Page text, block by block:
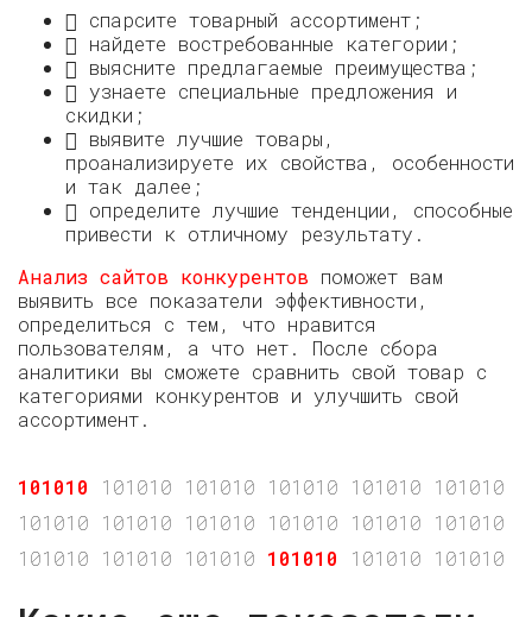
 спарсите товарный ассортимент;
 найдете востребованные категории;
 выясните предлагаемые преимущества;
 узнаете специальные предложения и
скидки;
 выявите лучшие товары,
проанализируете их свойства, особенности
и так далее;
 определите лучшие тенденции, способные
привести к отличному результату.
Анализ сайтов конкурентов поможет вам
выявить все показатели эффективности,
определиться с тем, что нравится
пользователям, а что нет. После сбора
аналитики вы сможете сравнить свой товар с
категориями конкурентов и улучшить свой
ассортимент.
101010 101010 101010 101010 101010 101010
101010 101010 101010 101010 101010 101010
101010 101010 101010 101010 101010 101010